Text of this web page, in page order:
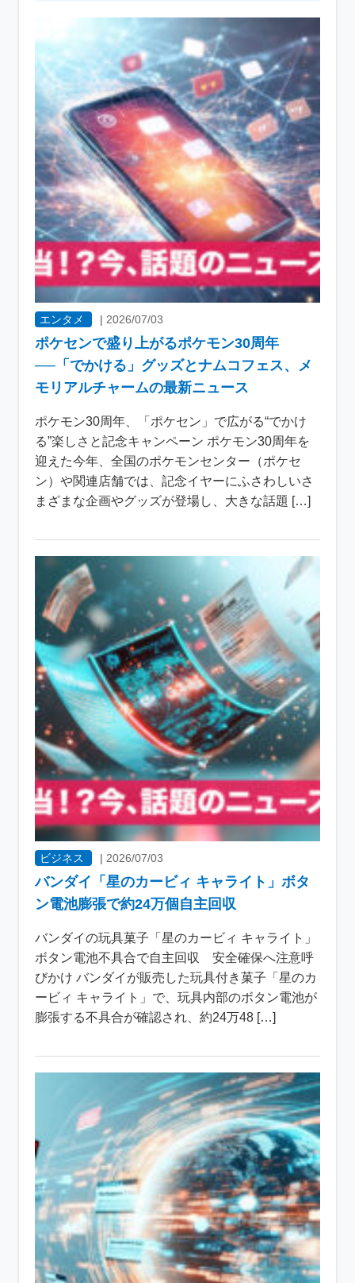
エンタメ | 2026/07/03
ポケセンで盛り上がるポケモン30周年
──「でかける」グッズとナムコフェス、メ
モリアルチャームの最新ニュース
ポケモン30周年、「ポケセン」で広がる“でかけ
る”楽しさと記念キャンペーン ポケモン30周年を
迎えた今年、全国のポケモンセンター（ポケセ
ン）や関連店舗では、記念イヤーにふさわしいさ
まざまな企画やグッズが登場し、大きな話題 […]
ビジネス |2026/07/03
バンダイ「星のカービィ キャライト」ボタ
ン電池膨張で約24万個自主回収
バンダイの玩具菓子「星のカービィ キャライト」
ボタン電池不具合で自主回収 安全確保へ注意呼
びかけ バンダイが販売した玩具付き菓子「星のカ
ービィ キャライト」で、玩具内部のボタン電池が
膨張する不具合が確認され、約24万48 […]